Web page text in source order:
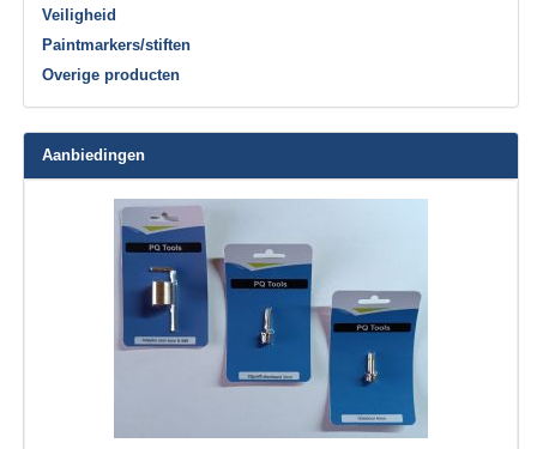
Veiligheid
Paintmarkers/stiften
Overige producten
Aanbiedingen